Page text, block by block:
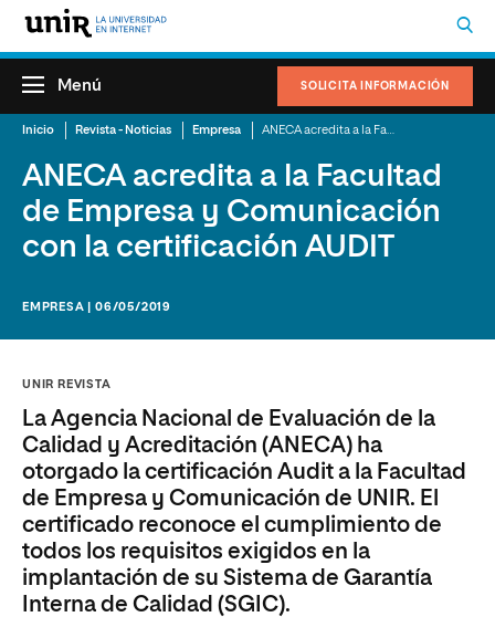
SOLICITA INFORMACIÓN
Menú
Inicio Revista - Noticias Empresa
ANECA acredita a la Facultad
de Empresa y Comunicación
con la certificación AUDIT
EMPRESA | 06/05/2019
UNIR REVISTA
La Agencia Nacional de Evaluación de la
Calidad y Acreditación (ANECA) ha
otorgado la certificación Audit a la Facultad
de Empresa y Comunicación de UNIR. El
certificado reconoce el cumplimiento de
todos los requisitos exigidos en la
implantación de su Sistema de Garantía
Interna de Calidad (SGIC).